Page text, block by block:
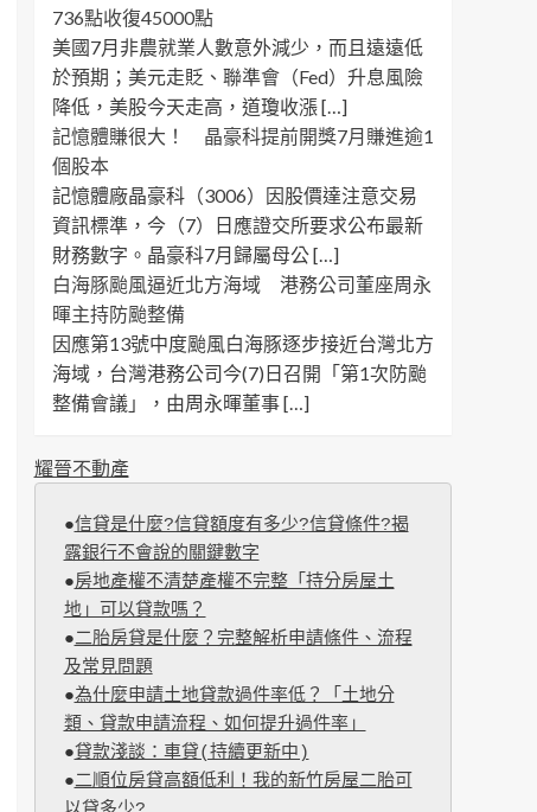
736點收復45000點
美國7月非農就業人數意外減少，而且遠遠低
於預期；美元走貶、聯準會（Fed）升息風險
降低，美股今天走高，道瓊收漲 […]
記憶體賺很大！ 晶豪科提前開獎7月賺進逾1
個股本
記憶體廠晶豪科（3006）因股價達注意交易
資訊標準，今（7）日應證交所要求公布最新
財務數字。晶豪科7月歸屬母公 […]
白海豚颱風逼近北方海域 港務公司董座周永
暉主持防颱整備
因應第13號中度颱風白海豚逐步接近台灣北方
海域，台灣港務公司今(7)日召開「第1次防颱
整備會議」，由周永暉董事 […]
耀晉不動產
●信貸是什麼?信貸額度有多少?信貸條件?揭
露銀行不會說的關鍵數字
●房地產權不清楚產權不完整「持分房屋土
地」可以貸款嗎？
●二胎房貸是什麼？完整解析申請條件、流程
及常見問題
●為什麼申請土地貸款過件率低？「土地分
類、貸款申請流程、如何提升過件率」
●貸款淺談：車貸(持續更新中)
●二順位房貸高額低利！我的新竹房屋二胎可